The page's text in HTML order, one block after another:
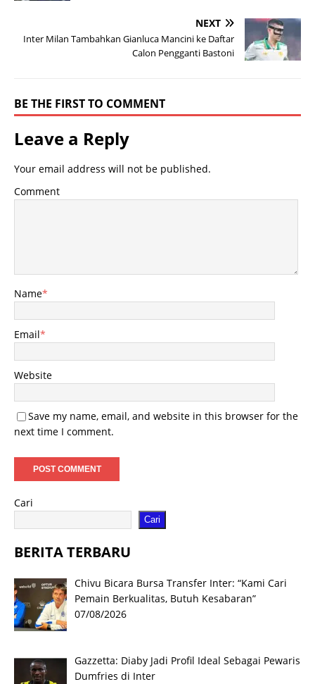
NEXT
Inter Milan Tambahkan Gianluca Mancini ke Daftar
Calon Pengganti Bastoni
BE THE FIRST TO COMMENT
Leave a Reply
Your email address will not be published.
Comment
Name*
Email*
Website
Save my name, email, and website in this browser for the
next time I comment.
Cari
Cari
BERITA TERBARU
Chivu Bicara Bursa Transfer Inter: “Kami Cari
Pemain Berkualitas, Butuh Kesabaran”
07/08/2026
Gazzetta: Diaby Jadi Profil Ideal Sebagai Pewaris
Dumfries di Inter